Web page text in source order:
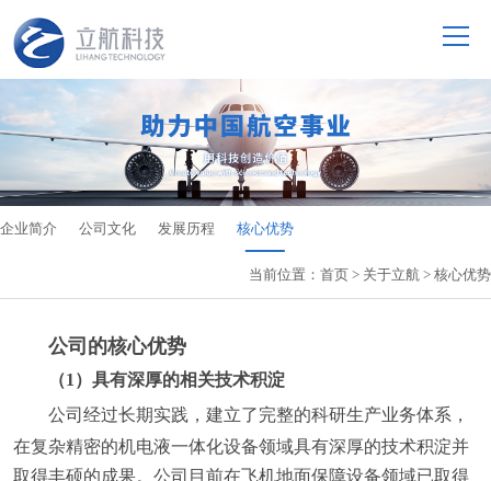
企业简介 公司文化 发展历程 核心优势
当前位置： 首页 > 关于立航 > 核心优势
公司的核心优势
（1）具有深厚的相关技术积淀
公司经过长期实践，建立了完整的科研生产业务体系，
在复杂精密的机电液一体化设备领域具有深厚的技术积淀并
取得丰硕的成果。公司目前在飞机地面保障设备领域已取得